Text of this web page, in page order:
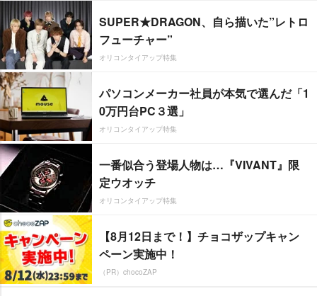
SUPER★DRAGON、自ら描いた”レトロ
フューチャー”
オリコンタイアップ特集
パソコンメーカー社員が本気で選んだ「1
0万円台PC３選」
オリコンタイアップ特集
一番似合う登場人物は…『VIVANT』限
定ウオッチ
オリコンタイアップ特集
【8月12日まで！】チョコザップキャン
ペーン実施中！
（PR）chocoZAP